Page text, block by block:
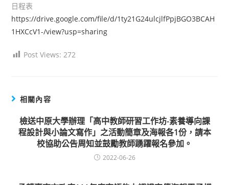
日程表
https://drive.google.com/file/d/1ty21G24ulcjlfPpjBGO3BCAH
1HXCcV1-/view?usp=sharing
Post Views: 272
相關內容
檢送中原大學辦理「高中教師研習工作坊-素養導向課
程設計與小論文寫作」之活動簡章及海報各1份，請本
校協助公告周知並鼓勵教師踴躍報名參加。
2022-06-26